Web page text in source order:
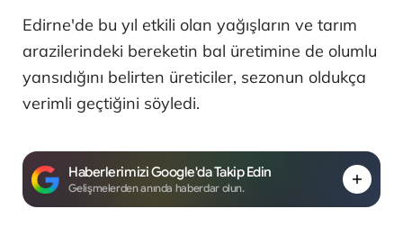
Edirne'de bu yıl etkili olan yağışların ve tarım
arazilerindeki bereketin bal üretimine de olumlu
yansıdığını belirten üreticiler, sezonun oldukça
verimli geçtiğini söyledi.
Haberlerimizi Google'da Takip Edin
Gelişmelerden anında haberdar olun.